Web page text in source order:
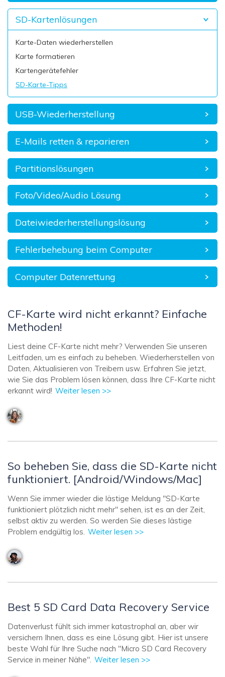
SD-Kartenlösungen
Karte-Daten wiederherstellen
Karte formatieren
Kartengerätefehler
SD-Karte-Tipps
USB-Wiederherstellung
E-Mails retten & reparieren
Partitionslösungen
Foto/Video/Audio Lösung
Dateiwiederherstellungslösung
Fehlerbehebung beim Computer
Computer Datenrettung
CF-Karte wird nicht erkannt? Einfache
Methoden!
Liest deine CF-Karte nicht mehr? Verwenden Sie unseren
Leitfaden, um es einfach zu beheben. Wiederherstellen von
Daten, Aktualisieren von Treibern usw. Erfahren Sie jetzt,
wie Sie das Problem lösen können, dass Ihre CF-Karte nicht
erkannt wird! Weiter lesen >>
So beheben Sie, dass die SD-Karte nicht
funktioniert. [Android/Windows/Mac]
Wenn Sie immer wieder die lästige Meldung "SD-Karte
funktioniert plötzlich nicht mehr" sehen, ist es an der Zeit,
selbst aktiv zu werden. So werden Sie dieses lästige
Problem endgültig los. Weiter lesen >>
Best 5 SD Card Data Recovery Service
Datenverlust fühlt sich immer katastrophal an, aber wir
versichern Ihnen, dass es eine Lösung gibt. Hier ist unsere
beste Wahl für Ihre Suche nach "Micro SD Card Recovery
Service in meiner Nähe". Weiter lesen >>